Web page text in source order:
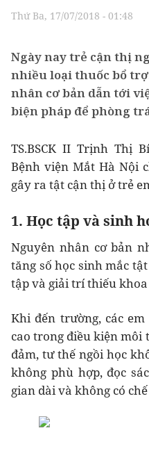
Thứ Ba, 17/07/2018 - 01:48
Ngày nay trẻ cận thị
nhiều loại thuốc bổ
nhân cơ bản dẫn tới
biện pháp để phòng
TS.BSCK II Trịnh Thị
Bệnh viện Mắt Hà Nội
gây ra tật cận thị ở trẻ
1. Học tập và sinh
Nguyên nhân cơ bản
tăng số học sinh mắc
tập và giải trí thiếu khoa
Khi đến trường, các
cao trong điều kiện môi
đảm, tư thế ngồi học
không phù hợp, đọc
gian dài và không có